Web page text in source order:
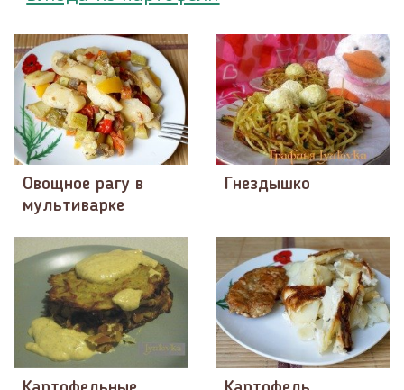
Овощное рагу в
мультиварке
Гнездышко